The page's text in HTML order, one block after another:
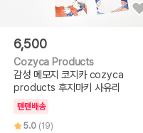
6,500
Cozyca Products
감성 메모지 코지카 cozyca
products 후지마키 사유리
텐텐배송
5.0 (19)